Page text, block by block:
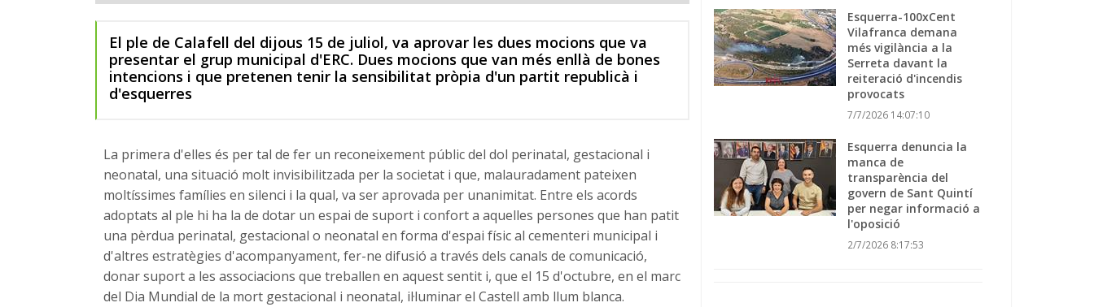
El ple de Calafell del dijous 15 de juliol, va aprovar les dues mocions que va
presentar el grup municipal d'ERC. Dues mocions que van més enllà de bones
intencions i que pretenen tenir la sensibilitat pròpia d'un partit republicà i
d'esquerres
La primera d'elles és per tal de fer un reconeixement públic del dol perinatal, gestacional i
neonatal, una situació molt invisibilitzada per la societat i que, malauradament pateixen
moltíssimes famílies en silenci i la qual, va ser aprovada per unanimitat. Entre els acords
adoptats al ple hi ha la de dotar un espai de suport i confort a aquelles persones que han patit
una pèrdua perinatal, gestacional o neonatal en forma d'espai físic al cementeri municipal i
d'altres estratègies d'acompanyament, fer-ne difusió a través dels canals de comunicació,
donar suport a les associacions que treballen en aquest sentit i, que el 15 d'octubre, en el marc
del Dia Mundial de la mort gestacional i neonatal, il·luminar el Castell amb llum blanca.
Esquerra-100xCent
Vilafranca demana
més vigilància a la
Serreta davant la
reiteració d'incendis
provocats
7/7/2026 14:07:10
Esquerra denuncia la
manca de
transparència del
govern de Sant Quintí
per negar informació a
l'oposició
2/7/2026 8:17:53